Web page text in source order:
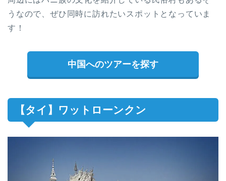
うなので、ぜひ同時に訪れたいスポットとなっていま
す！
中国へのツアーを探す
【タイ】ワットローンクン